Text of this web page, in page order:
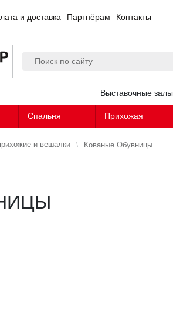
и доставка Партнёрам Контакты
Выставочные залы
Спальня Прихожая
и вешалки Кованые Обувницы